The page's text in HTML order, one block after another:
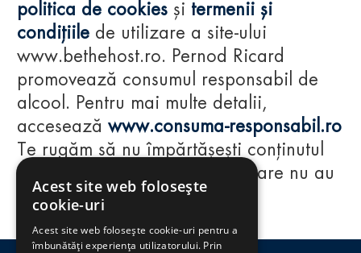
Regulamente
politica de cookies și termenii și
condițiile de utilizare a site-ului
www.bethehost.ro. Pernod Ricard
promovează consumul responsabil de
alcool. Pentru mai multe detalii,
accesează www.consuma-responsabil.ro
Te rugăm să nu împărtășești conținutul
acestui website cu persoane care nu au
împlinit vârsta de 18 ani.
Acest site web folosește
cookie-uri
Acest site web folosește cookie-uri pentru a
îmbunătăți experiența utilizatorului. Prin